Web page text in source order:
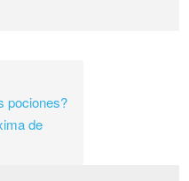
pociones?
de